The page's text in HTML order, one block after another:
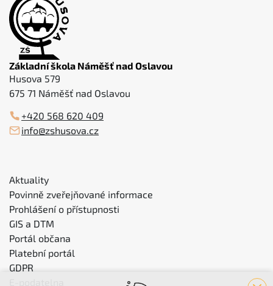
Základní škola Náměšť nad Oslavou
Husova 579
675 71 Náměšť nad Oslavou
+420 568 620 409
info@zshusova.cz
Aktuality
Povinně zveřejňované informace
Prohlášení o přístupnosti
GIS a DTM
Portál občana
Platební portál
GDPR